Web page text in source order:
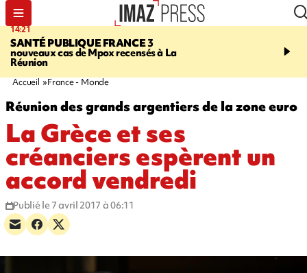
14:21
SANTÉ PUBLIQUE FRANCE3
nouveaux cas de Mpox recensés à La
Réunion
16:16
vendues chez
Accueil France - Monde
Réunion des grands argentiers de la zone euro
La Grèce et ses
créanciers espèrent un
accord vendredi
Publié le 7 avril 2017 à 06:11